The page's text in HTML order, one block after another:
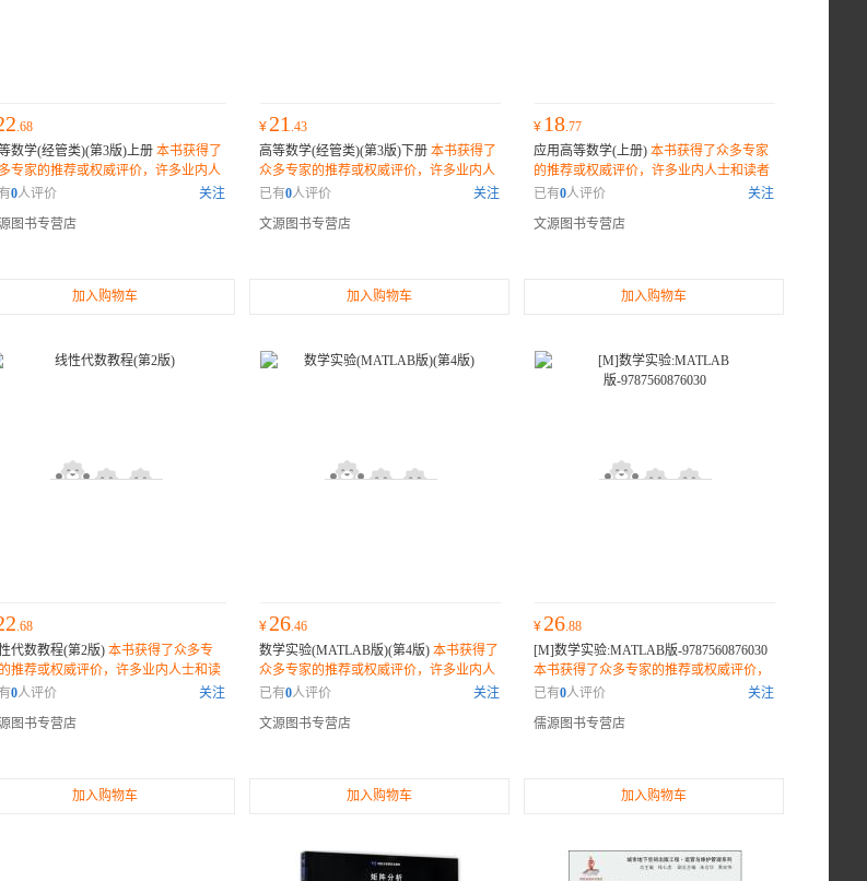
.68
数学(经管类)(第3版)上册 本书获得了
专家的推荐或权威评价，许多业内人
读者纷纷表示它是一部不可错过的佳
0人评价
关注
图书专营店
加入购物车
¥ 21 .43
高等数学(经管类)(第3版)下册 本书获得了
众多专家的推荐或权威评价，许多业内人
士和读者纷纷表示它是一部不可错过的佳
已有0人评价
关注
文源图书专营店
加入购物车
¥ 18.77
应用高等数学(上册) 本书获得了众多专家
的推荐或权威评价，许多业内人士和读者
纷纷表示它是一部不可错过的佳作。
已有0人评价
关注
文源图书专营店
加入购物车
.68
代数教程(第2版) 本书获得了众多专
推荐或权威评价，许多业内人士和读
纷表示它是一部不可错过的佳作。
0人评价
关注
图书专营店
加入购物车
¥ 26.46
数学实验(MATLAB版)(第4版) 本书获得了
众多专家的推荐或权威评价，许多业内人
士和读者纷纷表示它是一部不可错过的佳
已有0人评价
关注
文源图书专营店
加入购物车
¥ 26.88
[M]数学实验:MATLAB版-9787560876030
本书获得了众多专家的推荐或权威评价，
许多业内人士和读者纷纷表示它是一部不
已有0人评价
关注
儒源图书专营店
加入购物车